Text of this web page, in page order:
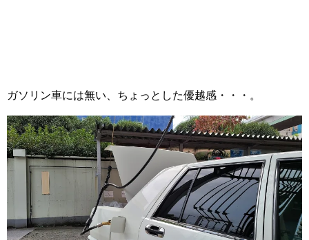
ガソリン車には無い、ちょっとした優越感・・・。